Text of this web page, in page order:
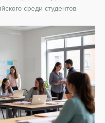
среди студентов